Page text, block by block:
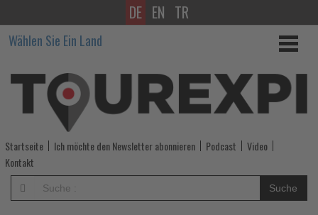
Wyldaway
erweitert
sein
Programm
mit
neuen
Abenteuern
DE EN TR
Wählen Sie Ein Land
Startseite Ich möchte den Newsletter abonnieren Podcast
Video
Kontakt
Suche